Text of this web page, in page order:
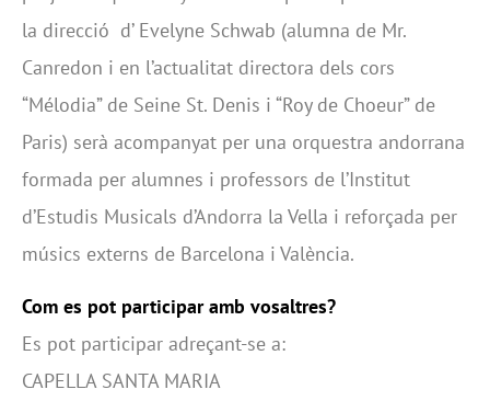
la direcció d’ Evelyne Schwab (alumna de Mr.
Canredon i en l’actualitat directora dels cors
“Mélodia” de Seine St. Denis i “Roy de Choeur” de
Paris) serà acompanyat per una orquestra andorrana
formada per alumnes i professors de l’Institut
d’Estudis Musicals d’Andorra la Vella i reforçada per
músics externs de Barcelona i València.
Com es pot participar amb vosaltres?
Es pot participar adreçant-se a:
CAPELLA SANTA MARIA